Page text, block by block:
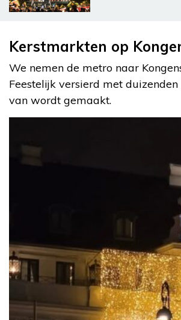
Kerstmarkten op
We nemen de metro naar
Feestelijk versierd met
van wordt gemaakt.